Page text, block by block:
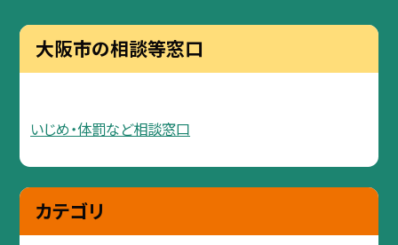
大阪市の相談等窓口
いじめ・体罰など相談窓口
カテゴリ